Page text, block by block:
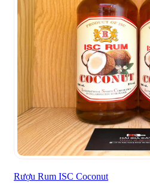
Rượu Rum ISC Coconut